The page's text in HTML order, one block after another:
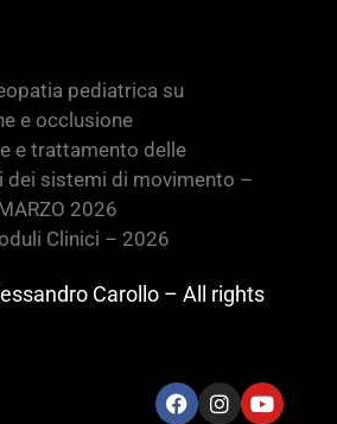
pediatrica su
e occlusione
e trattamento delle
dei sistemi di movimento –
2026
Clinici – 2026
Carollo – All rights